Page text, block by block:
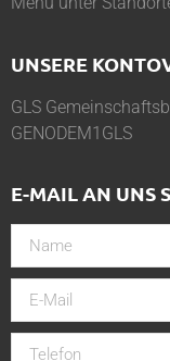
UNSERE
GLS
GENODEM1GLS
E-MAIL AN UNS